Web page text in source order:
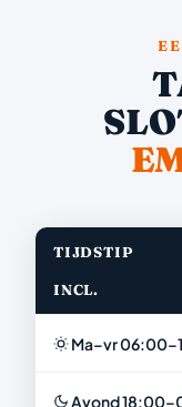
TIJDSTIP
INCL.
Ma–vr
Avond